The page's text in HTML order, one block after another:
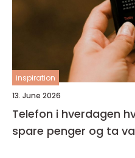
inspiration
13. June 2026
Telefon i hverdagen hvordan velge smart,
spare penger og ta